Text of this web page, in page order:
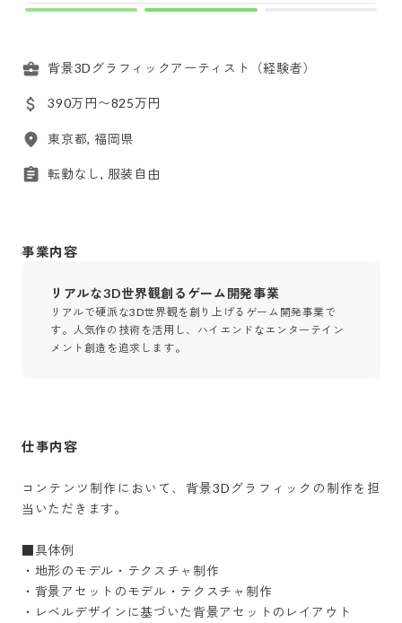
背景3Dグラフィックアーティスト（経験者）
390万円〜825万円
東京都, 福岡県
転勤なし, 服装自由
事業内容
リアルな3D世界観創るゲーム開発事業
リアルで硬派な3D世界観を創り上げるゲーム開発事業で
す。人気作の技術を活用し、ハイエンドなエンターテイン
メント創造を追求します。
仕事内容
コンテンツ制作において、背景3Dグラフィックの制作を担
当いただきます。
■具体例
・地形のモデル・テクスチャ制作
・背景アセットのモデル・テクスチャ制作
・レベルデザインに基づいた背景アセットのレイアウト